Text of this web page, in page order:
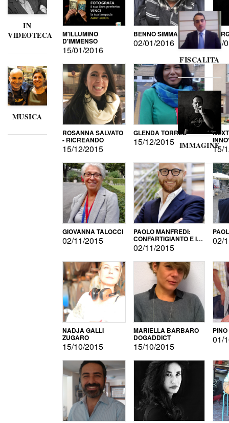
IN
VIDEOTECA
MUSICA
M'ILLUMINO
D'IMMENSO
15/01/2016
BENNO SIMMA
02/01/2016
ROSANNA SALVATO
- RICREANDO
15/12/2015
GLENDA TORRES
15/12/2015
15/
GIOVANNA TALOCCI
02/11/2015
PAOLO MANFREDI:
CONFARTIGIANTO E IL
SONDAGGIO
02/11/2015
02/
NADJA GALLI
ZUGARO
15/10/2015
MARIELLA BARBARO
DOGADDICT
15/10/2015
01/
FISCALITA
IMMAGINE